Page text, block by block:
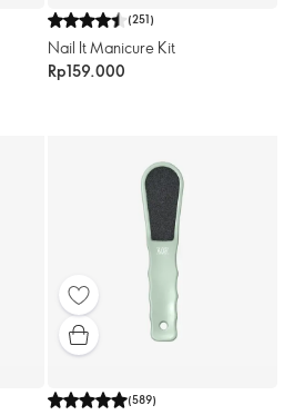
(251)
Nail It Manicure Kit
Rp159.000
(589)